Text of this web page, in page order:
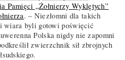
Pamięci „Żołnierzy Wyklętych”
. – Niezłomni dla takich
wiara byli gotowi poświęcić
Polska nigdy nie zapomni
zwierzchnik sił zbrojnych